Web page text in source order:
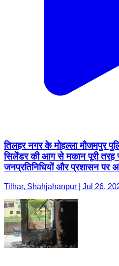
तिलहर नगर के मोहल्ला मौजमपुर